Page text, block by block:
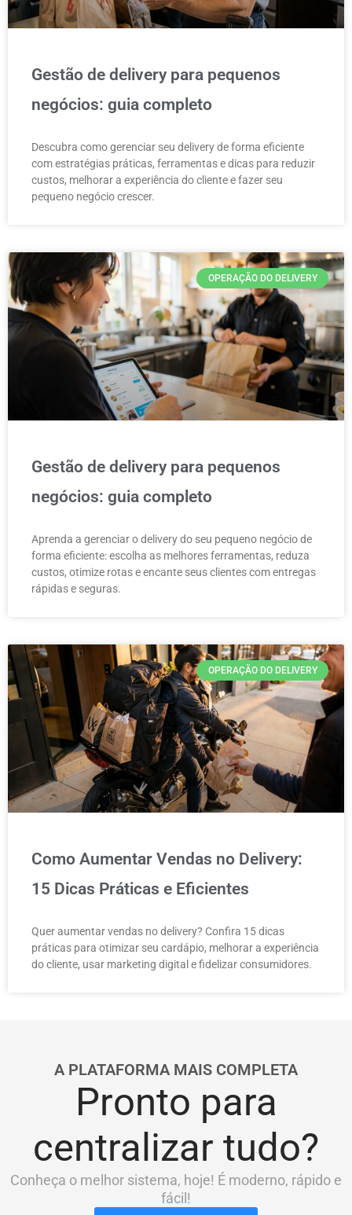
Gestão de delivery para pequenos
negócios: guia completo
Descubra como gerenciar seu delivery de forma eficiente
com estratégias práticas, ferramentas e dicas para reduzir
custos, melhorar a experiência do cliente e fazer seu
pequeno negócio crescer.
OPERAÇÃO DO DELIVERY
Gestão de delivery para pequenos
negócios: guia completo
Aprenda a gerenciar o delivery do seu pequeno negócio de
forma eficiente: escolha as melhores ferramentas, reduza
custos, otimize rotas e encante seus clientes com entregas
rápidas e seguras.
OPERAÇÃO DO DELIVERY
Como Aumentar Vendas no Delivery:
15 Dicas Práticas e Eficientes
Quer aumentar vendas no delivery? Confira 15 dicas
práticas para otimizar seu cardápio, melhorar a experiência
do cliente, usar marketing digital e fidelizar consumidores.
A PLATAFORMA MAIS COMPLETA
Pronto para
centralizar tudo?
Conheça o melhor sistema, hoje! É moderno, rápido e
fácil!